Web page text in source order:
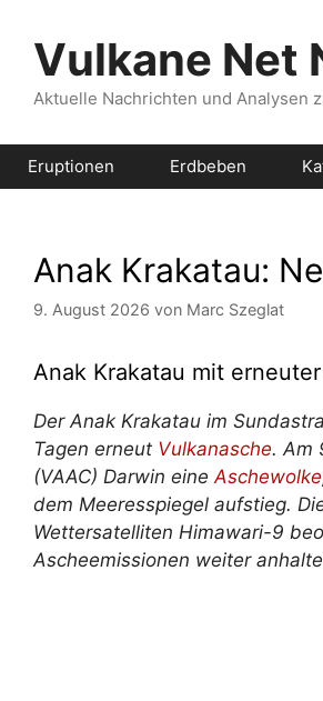
Inhalt
springenVulkane Net
Aktuelle Nachrichten und Analysen
Eruptionen Erdbeben
Anak Krakatau:
9. August 2026 von Marc Szeglat
Anak Krakatau mit
Der Anak Krakatau im
Tagen erneut Vulkanasche. Am
(VAAC) Darwin eineAschewolke
dem Meeresspiegel aufstieg.
Wettersatelliten Himawari-9
Ascheemissionen weiter